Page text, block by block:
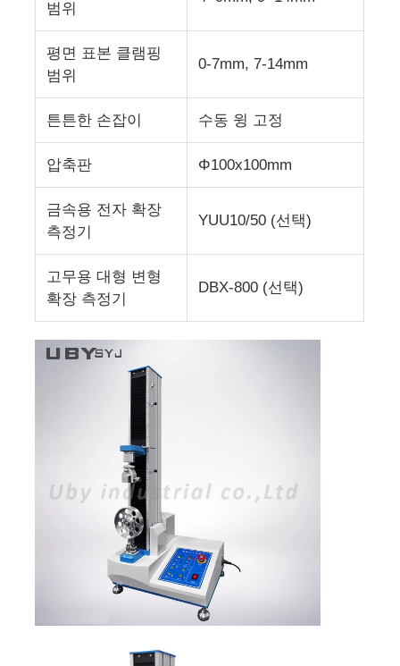
직물 시험기
온습도 제어기
경도계
범위
평면 표본 클램핑
범위
0-7mm, 7-14mm
튼튼한 손잡이 수동 윙 고정
압축판 Φ100x100mm
금속용 전자 확장
측정기
YUU10/50 (선택)
고무용 대형 변형
확장 측정기
DBX-800 (선택)